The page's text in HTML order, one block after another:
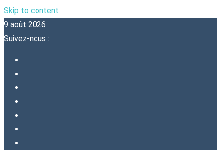
Skip to content
9 août 2026
Suivez-nous :